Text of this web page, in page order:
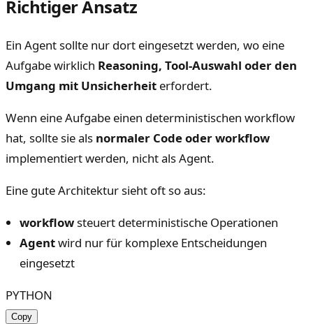
Richtiger Ansatz
Ein Agent sollte nur dort eingesetzt werden, wo eine
Aufgabe wirklich Reasoning, Tool-Auswahl oder den
Umgang mit Unsicherheit erfordert.
Wenn eine Aufgabe einen deterministischen workflow
hat, sollte sie als normaler Code oder workflow
implementiert werden, nicht als Agent.
Eine gute Architektur sieht oft so aus:
workflowsteuert deterministische Operationen
Agentwird nur für komplexe Entscheidungen
eingesetzt
PYTHON
Copy